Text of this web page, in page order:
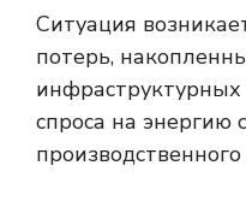
Ситуация
потерь,
спроса на энергию
производственного